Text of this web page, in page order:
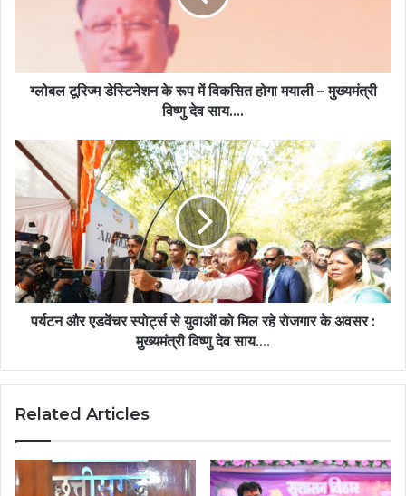
मयाली
देव
साय….
ग्लोबल टूरिज्म डेस्टिनेशन के रूप में विकसित होगा मयाली – मुख्यमंत्री
विष्णु देव साय….
पर्यटन
स्पोर्ट्स
से
युवाओं
को
मिल
रहे
रोजगार
विष्णु
पर्यटन और एडवेंचर स्पोर्ट्स से युवाओं को मिल रहे रोजगार के अवसर :
मुख्यमंत्री विष्णु देव साय….
Related Articles